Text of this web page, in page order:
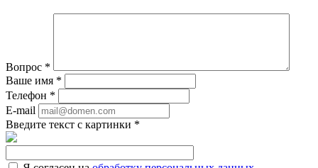
Вопрос *
Ваше имя *
Телефон *
E-mail
Введите текст с картинки *